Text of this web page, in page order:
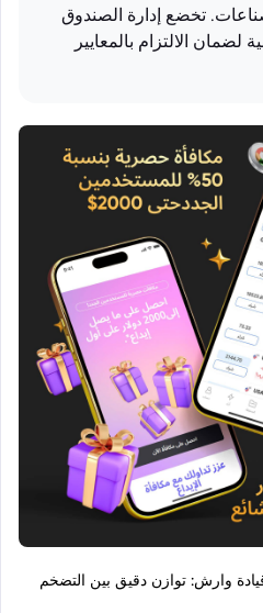
تخضع إدارة الصندوق
لضمان الالتزام بالمعايير
وارش: توازن دقيق بين التضخم